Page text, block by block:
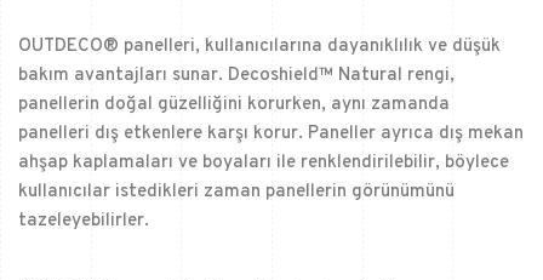
OUTDECO® panelleri, kullanıcılarına dayanıklılık ve düşük
bakım avantajları sunar. Decoshield™ Natural rengi,
panellerin doğal güzelliğini korurken, aynı zamanda
panelleri dış etkenlere karşı korur. Paneller ayrıca dış mekan
ahşap kaplamaları ve boyaları ile renklendirilebilir, böylece
kullanıcılar istedikleri zaman panellerin görünümünü
tazeleyebilirler.